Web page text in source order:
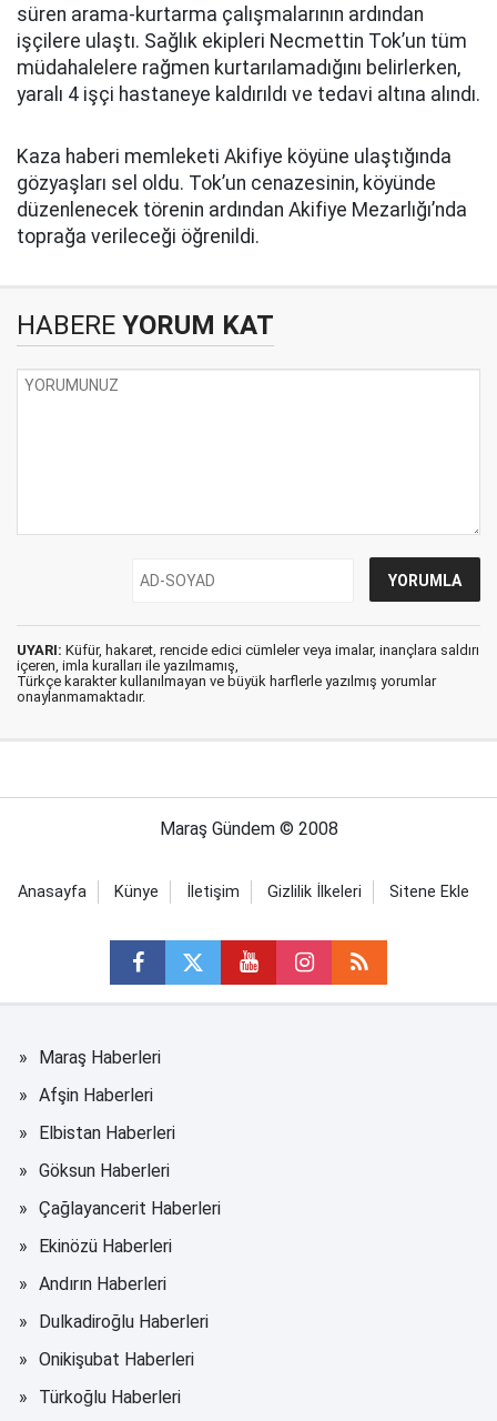
süren arama-kurtarma çalışmalarının ardından
işçilere ulaştı. Sağlık ekipleri Necmettin Tok’un tüm
müdahalelere rağmen kurtarılamadığını belirlerken,
yaralı 4 işçi hastaneye kaldırıldı ve tedavi altına alındı.
Kaza haberi memleketi Akifiye köyüne ulaştığında
gözyaşları sel oldu. Tok’un cenazesinin, köyünde
düzenlenecek törenin ardından Akifiye Mezarlığı’nda
toprağa verileceği öğrenildi.
HABERE YORUM KAT
UYARI: Küfür, hakaret, rencide edici cümleler veya imalar, inançlara saldırı
içeren, imla kuralları ile yazılmamış,
Türkçe karakter kullanılmayan ve büyük harflerle yazılmış yorumlar
onaylanmamaktadır.
Maraş Gündem © 2008
Anasayfa Künye İletişim Gizlilik İlkeleri Sitene Ekle
Maraş Haberleri
Afşin Haberleri
Elbistan Haberleri
Göksun Haberleri
Çağlayancerit Haberleri
Ekinözü Haberleri
Andırın Haberleri
Dulkadiroğlu Haberleri
Onikişubat Haberleri
Türkoğlu Haberleri